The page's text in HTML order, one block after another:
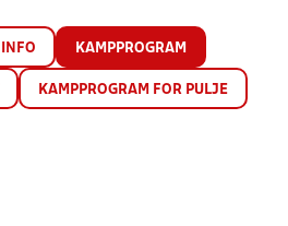
INFO KAMPPROGRAM
KAMPPROGRAM FOR PULJE